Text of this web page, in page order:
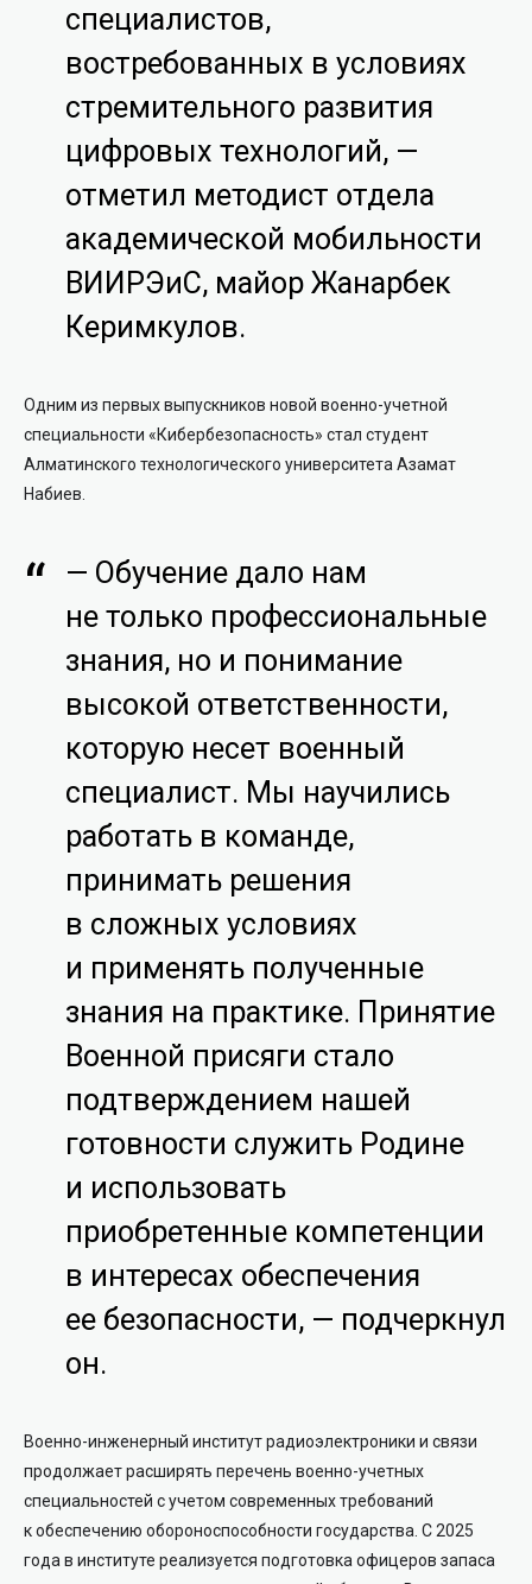
специалистов,
востребованных в условиях
стремительного развития
цифровых технологий, —
отметил методист отдела
академической мобильности
ВИИРЭиС, майор Жанарбек
Керимкулов.
Одним из первых выпускников новой военно-учетной
специальности «Кибербезопасность» стал студент
Алматинского технологического университета Азамат
Набиев.
— Обучение дало нам
не только профессиональные
знания, но и понимание
высокой ответственности,
которую несет военный
специалист. Мы научились
работать в команде,
принимать решения
в сложных условиях
и применять полученные
знания на практике. Принятие
Военной присяги стало
подтверждением нашей
готовности служить Родине
и использовать
приобретенные компетенции
в интересах обеспечения
ее безопасности, — подчеркнул
он.
Военно-инженерный институт радиоэлектроники и связи
продолжает расширять перечень военно-учетных
специальностей с учетом современных требований
к обеспечению обороноспособности государства. С 2025
года в институте реализуется подготовка офицеров запаса